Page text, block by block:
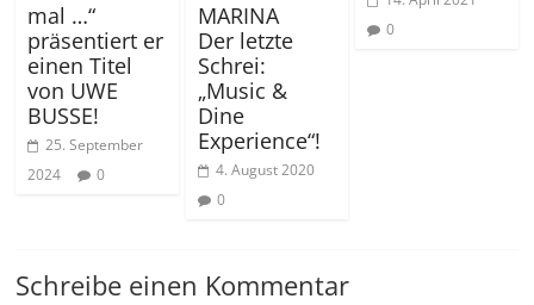
mal …“
präsentiert er
einen Titel
von UWE
BUSSE!
25. September
2024
0
MARINA
Der letzte
Schrei:
„Music &
Dine
Experience“!
4. August 2020
0
0
Schreibe einen Kommentar